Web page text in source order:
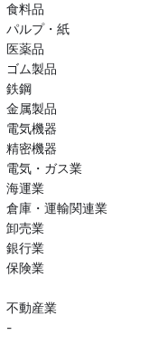
認した有報締日
2024年12月31日
食料品
パルプ・紙
医薬品
ゴム製品
鉄鋼
金属製品
電気機器
精密機器
電気・ガス業
海運業
倉庫・運輸関連業
卸売業
銀行業
保険業
不動産業
-